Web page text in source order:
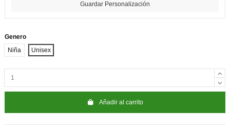
Guardar Personalización
Genero
Niña
Unisex
Añadir al carrito